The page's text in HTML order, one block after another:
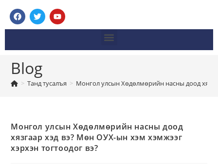
Blog
> Танд тусалъя > Монгол улсын Хөдөлмөрийн насны доод
Монгол улсын Хөдөлмөрийн насны доод
хязгаар хэд вэ? Мөн ОУХ-ын хэм хэмжээг
хэрхэн тогтоодог вэ?